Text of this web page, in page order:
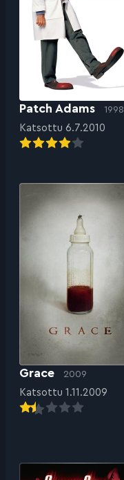
Patch Adams 1998
Katsottu 6.7.2010
Grace 2009
Katsottu 1.11.2009